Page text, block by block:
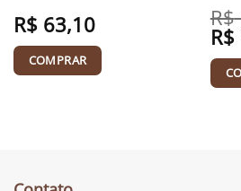
R$63,10
COMPRAR
R$
price
was:
R$
R$